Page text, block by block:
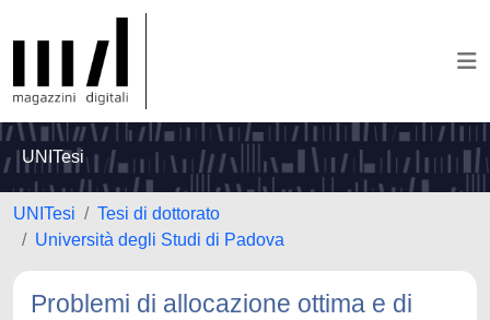
UNITesi
UNITesi
Tesi di dottorato
Università degli Studi di Padova
Problemi di allocazione ottima e di